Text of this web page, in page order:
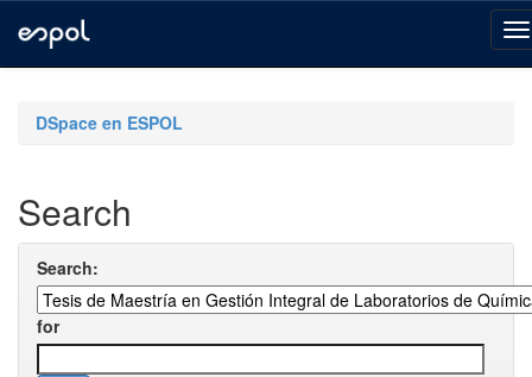
navigationDSpace en ESPOL
Search
Search:
for